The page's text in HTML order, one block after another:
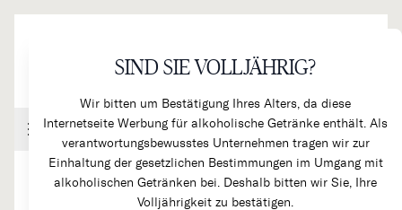
SIND SIE VOLLJÄHRIG?
Wir bitten um Bestätigung Ihres Alters, da diese
Internetseite Werbung für alkoholische Getränke enthält. Als
verantwortungsbewusstes Unternehmen tragen wir zur
Einhaltung der gesetzlichen Bestimmungen im Umgang mit
alkoholischen Getränken bei. Deshalb bitten wir Sie, Ihre
Volljährigkeit zu bestätigen.
Handel & Gastronomie Kundenkonto Warenkorb